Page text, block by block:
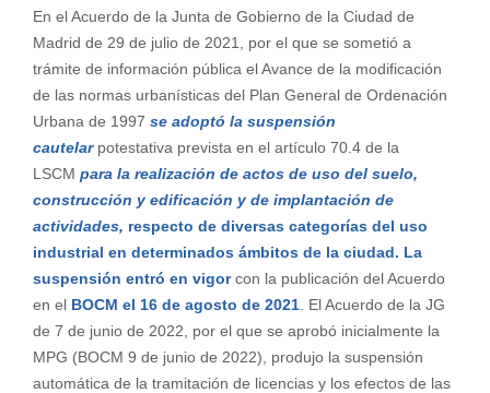
En el Acuerdo de la Junta de Gobierno de la Ciudad de
Madrid de 29 de julio de 2021, por el que se sometió a
trámite de información pública el Avance de la modificación
de las normas urbanísticas del Plan General de Ordenación
Urbana de 1997 se adoptó la suspensión
cautelar potestativa prevista en el artículo 70.4 de la
LSCM para la realización de actos de uso del suelo,
construcción y edificación y de implantación de
actividades, respecto de diversas categorías del uso
industrial en determinados ámbitos de la ciudad. La
suspensión entró en vigorcon la publicación del Acuerdo
en el BOCM el 16 de agosto de 2021 . El Acuerdo de la JG
de 7 de junio de 2022, por el que se aprobó inicialmente la
MPG (BOCM 9 de junio de 2022), produjo la suspensión
automática de la tramitación de licencias y los efectos de las